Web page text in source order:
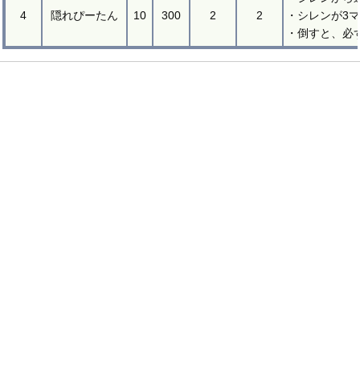
4 隠れぴーたん 10 300 2 2
・シレンが3
・倒すと、必